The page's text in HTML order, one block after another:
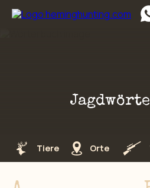
Preskočiť na obsah
Tiere Orte